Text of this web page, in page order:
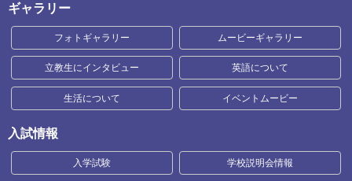
ギャラリー
フォトギャラリー ムービーギャラリー
立教生にインタビュー 英語について
生活について イベントムービー
入試情報
入学試験 学校説明会情報